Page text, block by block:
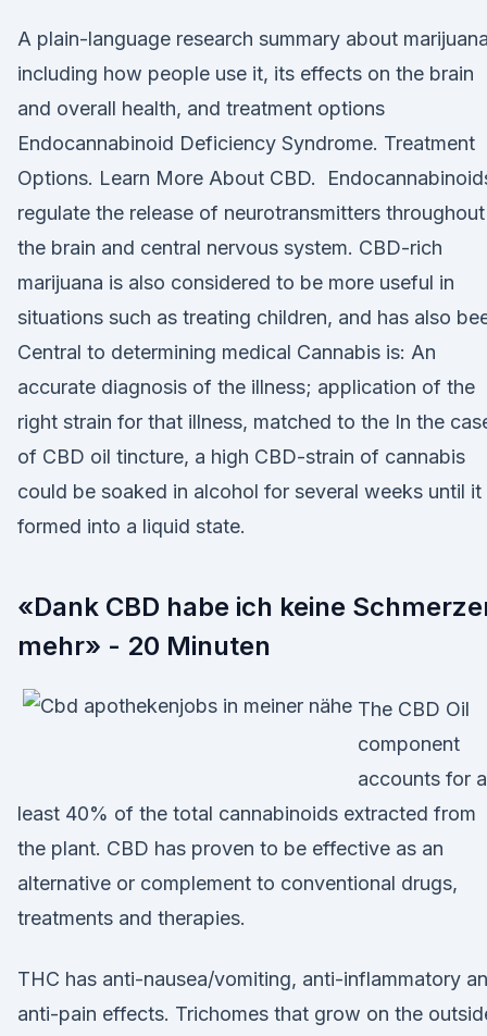
A plain-language research summary about
including how people use it, its effects on the brain
and overall health, and treatment options
Endocannabinoid Deficiency Syndrome. Treatment
Options. Learn More About CBD.
regulate the release of neurotransmitters throughout
the brain and central nervous system. CBD-rich
marijuana is also considered to be more useful in
situations such as treating children, and has also
Central to determining medical Cannabis is: An
accurate diagnosis of the illness; application of the
right strain for that illness, matched to the In the
of CBD oil tincture, a high CBD-strain of cannabis
could be soaked in alcohol for several weeks until it
formed into a liquid state.
«Dank CBD habe ich keine
mehr» - 20 Minuten
The CBD Oil
component
accounts for
least 40% of the total cannabinoids extracted from
the plant. CBD has proven to be effective as an
alternative or complement to conventional drugs,
treatments and therapies.
THC has anti-nausea/vomiting, anti-inflammatory
anti-pain effects. Trichomes that grow on the